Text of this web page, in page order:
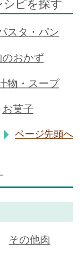
シピを探す
スタ・パン
のおかず
物・スープ
お菓子
ページ先頭へ
その他肉